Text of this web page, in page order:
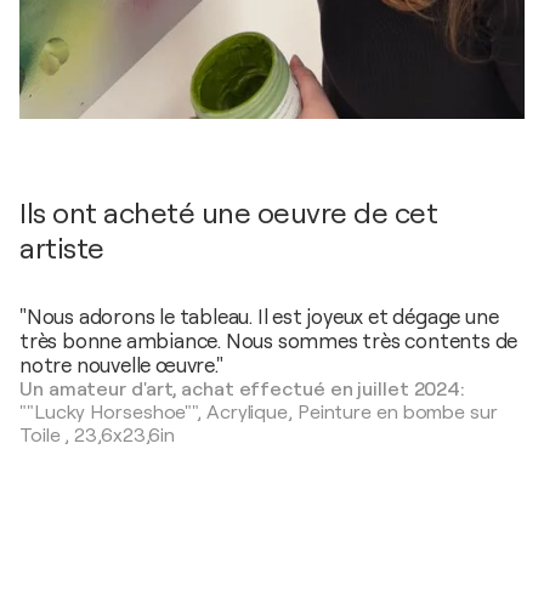
Ils ont acheté une oeuvre de cet
artiste
"Nous adorons le tableau. Il est joyeux et dégage une
très bonne ambiance. Nous sommes très contents de
notre nouvelle œuvre."
Un amateur d'art, achat effectué en juillet 2024:
""Lucky Horseshoe"", Acrylique, Peinture en bombe sur
Toile,23,6x23,6in